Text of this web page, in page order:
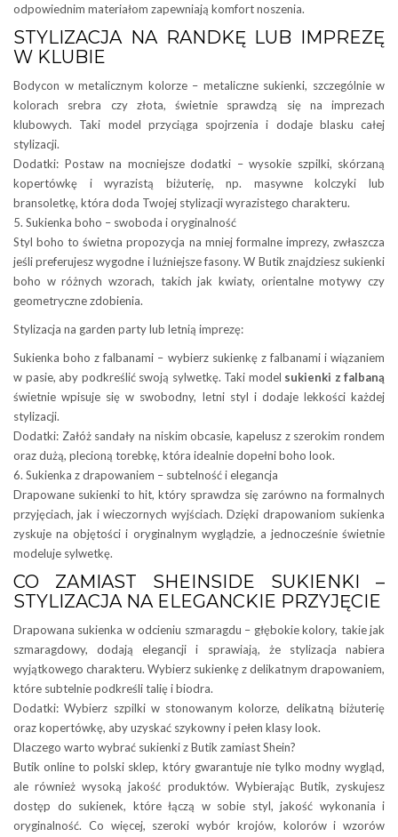
odpowiednim materiałom zapewniają komfort noszenia.
STYLIZACJA NA RANDKĘ LUB IMPREZĘ
W KLUBIE
Bodycon w metalicznym kolorze – metaliczne sukienki, szczególnie w
kolorach srebra czy złota, świetnie sprawdzą się na imprezach
klubowych. Taki model przyciąga spojrzenia i dodaje blasku całej
stylizacji.
Dodatki: Postaw na mocniejsze dodatki – wysokie szpilki, skórzaną
kopertówkę i wyrazistą biżuterię, np. masywne kolczyki lub
bransoletkę, która doda Twojej stylizacji wyrazistego charakteru.
5. Sukienka boho – swoboda i oryginalność
Styl boho to świetna propozycja na mniej formalne imprezy, zwłaszcza
jeśli preferujesz wygodne i luźniejsze fasony. W Butik znajdziesz sukienki
boho w różnych wzorach, takich jak kwiaty, orientalne motywy czy
geometryczne zdobienia.
Stylizacja na garden party lub letnią imprezę:
Sukienka boho z falbanami – wybierz sukienkę z falbanami i wiązaniem
w pasie, aby podkreślić swoją sylwetkę. Taki model sukienki z falbaną
świetnie wpisuje się w swobodny, letni styl i dodaje lekkości każdej
stylizacji.
Dodatki: Załóż sandały na niskim obcasie, kapelusz z szerokim rondem
oraz dużą, plecioną torebkę, która idealnie dopełni boho look.
6. Sukienka z drapowaniem – subtelność i elegancja
Drapowane sukienki to hit, który sprawdza się zarówno na formalnych
przyjęciach, jak i wieczornych wyjściach. Dzięki drapowaniom sukienka
zyskuje na objętości i oryginalnym wyglądzie, a jednocześnie świetnie
modeluje sylwetkę.
CO ZAMIAST SHEINSIDE SUKIENKI –
STYLIZACJA NA ELEGANCKIE PRZYJĘCIE
Drapowana sukienka w odcieniu szmaragdu – głębokie kolory, takie jak
szmaragdowy, dodają elegancji i sprawiają, że stylizacja nabiera
wyjątkowego charakteru. Wybierz sukienkę z delikatnym drapowaniem,
które subtelnie podkreśli talię i biodra.
Dodatki: Wybierz szpilki w stonowanym kolorze, delikatną biżuterię
oraz kopertówkę, aby uzyskać szykowny i pełen klasy look.
Dlaczego warto wybrać sukienki z Butik zamiast Shein?
Butik online to polski sklep, który gwarantuje nie tylko modny wygląd,
ale również wysoką jakość produktów. Wybierając Butik, zyskujesz
dostęp do sukienek, które łączą w sobie styl, jakość wykonania i
oryginalność. Co więcej, szeroki wybór krojów, kolorów i wzorów